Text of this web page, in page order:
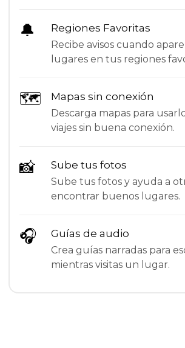
🔔 Regiones Favoritas
Recibe avisos cuando
lugares en tus regiones
🗺 Mapas sin conexión
Descarga mapas para
viajes sin buena conexión.
📸 Sube tus fotos
Sube tus fotos y ayuda a
encontrar buenos lugares.
🎧 Guías de audio
Crea guías narradas para
mientras visitas un lugar.